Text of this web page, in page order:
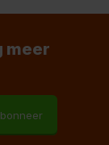
meer